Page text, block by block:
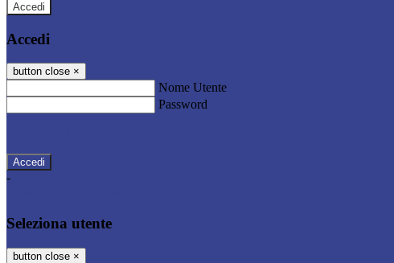
Accedi
Accedi
button close ×
Nome Utente
Password
-
Seleziona utente
button close ×